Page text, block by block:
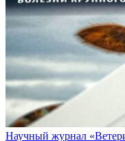
Научный журнал